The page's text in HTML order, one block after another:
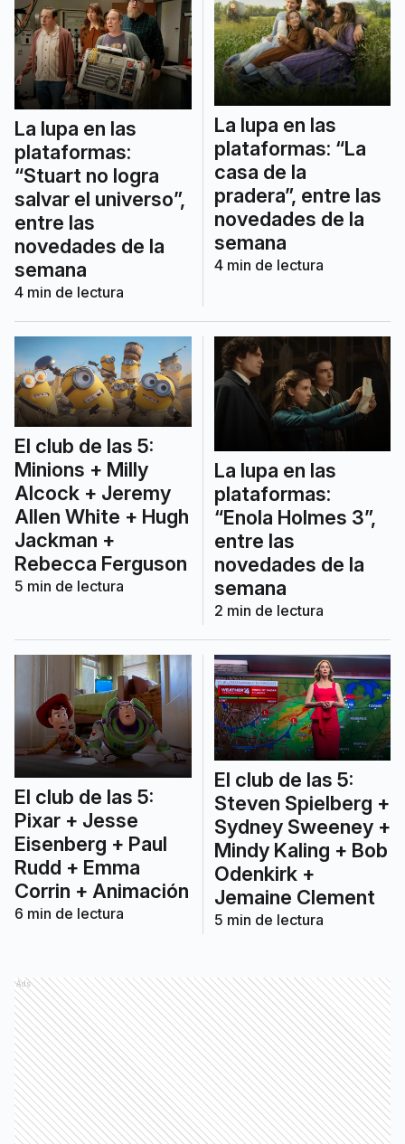
La lupa en las
plataformas:
“Stuart no logra
salvar el universo”,
entre las
novedades de la
semana
4 min de lectura
La lupa en las
plataformas: “La
casa de la
pradera”, entre las
novedades de la
semana
4min de lectura
El club de las 5:
Minions + Milly
Alcock + Jeremy
Allen White + Hugh
Jackman +
Rebecca Ferguson
5 min de lectura
La lupa en las
plataformas:
“Enola Holmes 3”,
entre las
novedades de la
semana
2 min de lectura
El club de las 5:
Pixar + Jesse
Eisenberg + Paul
Rudd + Emma
Corrin + Animación
6 min de lectura
El club de las 5:
Steven Spielberg +
Sydney Sweeney +
Mindy Kaling + Bob
Odenkirk +
Jemaine Clement
5 min de lectura
Ads